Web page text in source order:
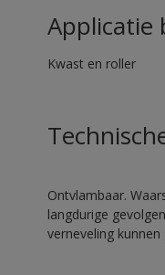
Applicatie
Kwast en roller
Ontvlambaar.
langdurige
verneveling